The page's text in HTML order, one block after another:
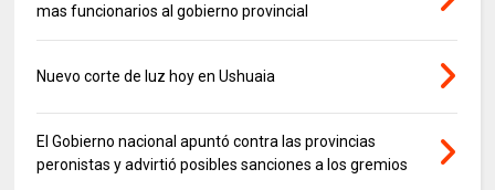
mas funcionarios al gobierno provincial
Nuevo corte de luz hoy en Ushuaia
El Gobierno nacional apuntó contra las provincias
peronistas y advirtió posibles sanciones a los gremios